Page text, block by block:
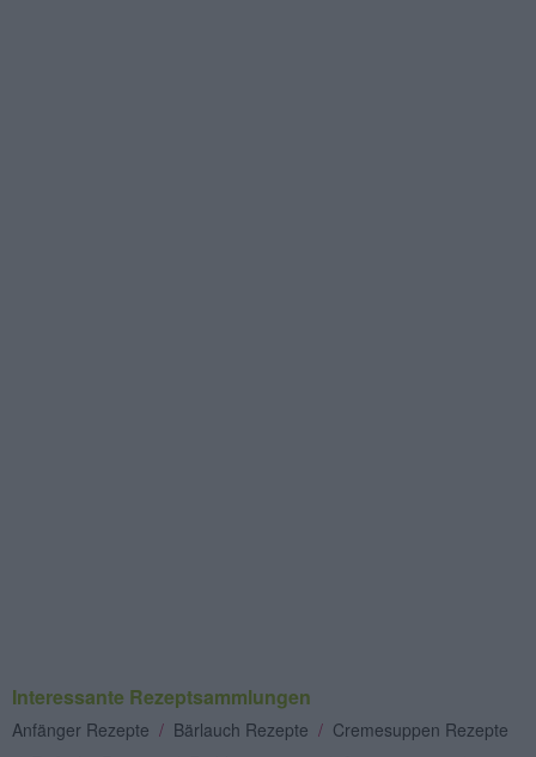
Interessante Rezeptsammlungen
Anfänger Rezepte / Bärlauch Rezepte / Cremesuppen Rezepte